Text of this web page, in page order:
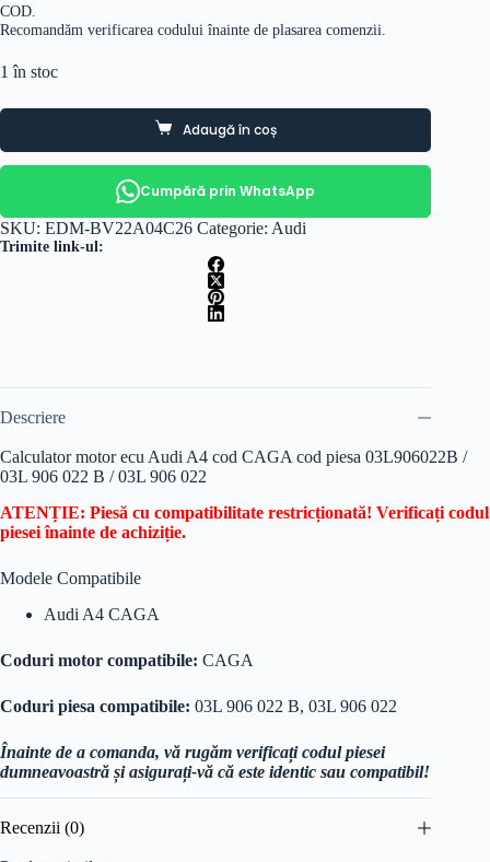
COD.
Recomandăm verificarea codului înainte de plasarea comenzii.
1 în stoc
Adaugă în coș
Cumpără prin WhatsApp
SKU: EDM-BV22A04C26 Categorie: Audi
Trimite link-ul:
Descriere
Calculator motor ecu Audi A4 cod CAGA cod piesa 03L906022B /
03L 906 022 B / 03L 906 022
ATENȚIE: Piesă cu compatibilitate restricționată! Verificați codul
piesei înainte de achiziție.
Modele Compatibile
Audi A4 CAGA
Coduri motor compatibile: CAGA
Coduri piesa compatibile: 03L 906 022 B, 03L 906 022
Înainte de a comanda, vă rugăm verificați codul piesei
dumneavoastră și asigurați-vă că este identic sau compatibil!
Recenzii (0)